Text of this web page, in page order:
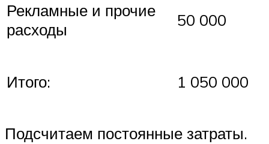
Рекламные и прочие
расходы
50 000
Итого: 1 050 000
Подсчитаем постоянные затраты.